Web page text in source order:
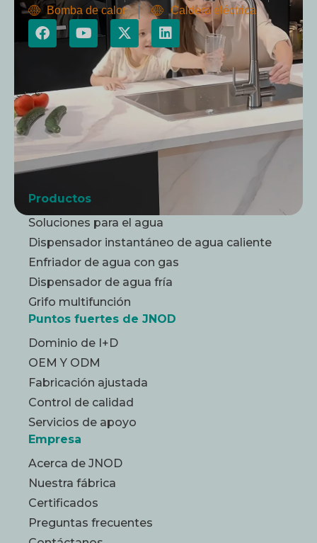
Bomba de calor
Caldera eléctrica
Productos
Soluciones para el agua
Dispensador instantáneo de agua caliente
Enfriador de agua con gas
Dispensador de agua fría
Grifo multifunción
Puntos fuertes de JNOD
Dominio de I+D
OEM Y ODM
Fabricación ajustada
Control de calidad
Servicios de apoyo
Empresa
Acerca de JNOD
Nuestra fábrica
Certificados
Preguntas frecuentes